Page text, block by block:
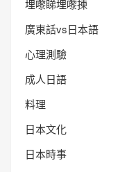
埋嚟睇埋嚟揀
廣東話vs日本語
心理測驗
成人日語
料理
日本文化
日本時事